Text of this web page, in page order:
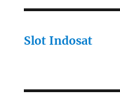
Slot Indosat